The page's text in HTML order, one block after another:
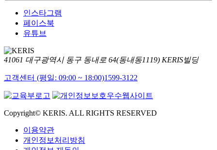
인스타그램
페이스북
유튜브
41061 대구광역시 동구 동내로 64(동내동1119) KERIS빌딩
고객센터 (평일: 09:00 ~ 18:00)1599-3122
Copyright© KERIS. ALL RIGHTS RESERVED
이용약관
개인정보처리방침